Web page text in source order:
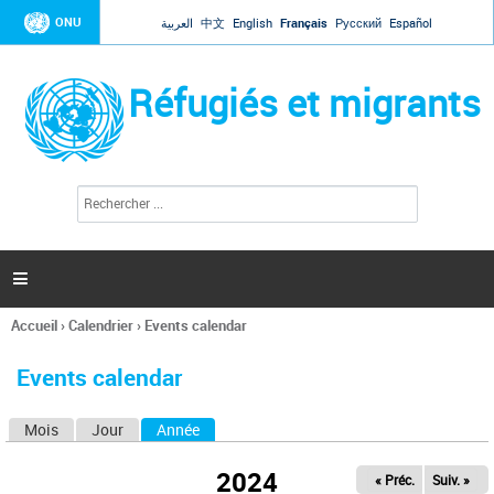
Jump to navigation
ONU العربية 中文 English Français Русский Español
Réfugiés et migrants
l
c
h
e

Vous
ici
Accueil›Calendrier› Events calendar
Events calendar
Mois Jour Année
2024 « Préc. Suiv. »